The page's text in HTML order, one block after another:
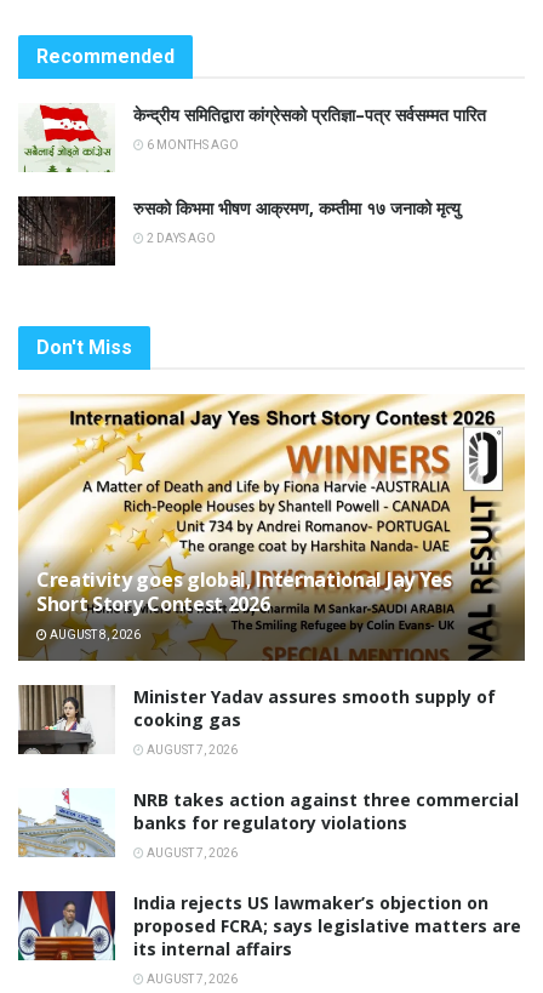
Recommended
केन्द्रीय समितिद्वारा कांग्रेसको प्रतिज्ञा–पत्र सर्वसम्मत पारित
6 MONTHS AGO
रुसको किभमा भीषण आक्रमण, कम्तीमा १७ जनाको मृत्यु
2 DAYS AGO
Don't Miss
Creativity goes global, International Jay Yes
Short Story Contest 2026
AUGUST 8, 2026
Minister Yadav assures smooth supply of
cooking gas
AUGUST 7, 2026
NRB takes action against three commercial
banks for regulatory violations
AUGUST 7, 2026
India rejects US lawmaker’s objection on
proposed FCRA; says legislative matters are
its internal affairs
AUGUST 7, 2026